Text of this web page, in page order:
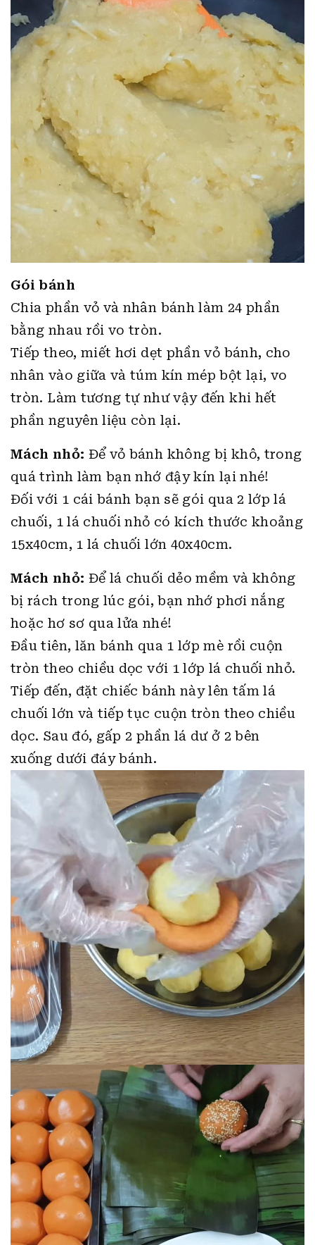
Gói bánh
Chia phần vỏ và nhân bánh làm 24 phần
bằng nhau rồi vo tròn.
Tiếp theo, miết hơi dẹt phần vỏ bánh, cho
nhân vào giữa và túm kín mép bột lại, vo
tròn. Làm tương tự như vậy đến khi hết
phần nguyên liệu còn lại.
Mách nhỏ: Để vỏ bánh không bị khô, trong
quá trình làm bạn nhớ đậy kín lại nhé!
Đối với 1 cái bánh bạn sẽ gói qua 2 lớp lá
chuối, 1 lá chuối nhỏ có kích thước khoảng
15x40cm, 1 lá chuối lớn 40x40cm.
Mách nhỏ: Để lá chuối dẻo mềm và không
bị rách trong lúc gói, bạn nhớ phơi nắng
hoặc hơ sơ qua lửa nhé!
Đầu tiên, lăn bánh qua 1 lớp mè rồi cuộn
tròn theo chiều dọc với 1 lớp lá chuối nhỏ.
Tiếp đến, đặt chiếc bánh này lên tấm lá
chuối lớn và tiếp tục cuộn tròn theo chiều
dọc. Sau đó, gấp 2 phần lá dư ở 2 bên
xuống dưới đáy bánh.